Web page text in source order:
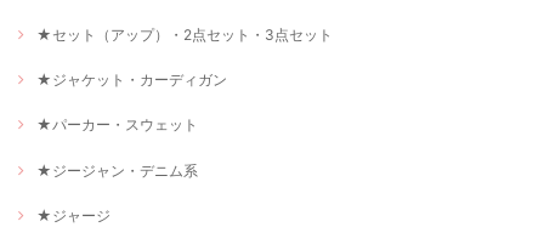
★セット（アップ）・2点セット・3点セット
★ジャケット・カーディガン
★パーカー・スウェット
★ジージャン・デニム系
★ジャージ